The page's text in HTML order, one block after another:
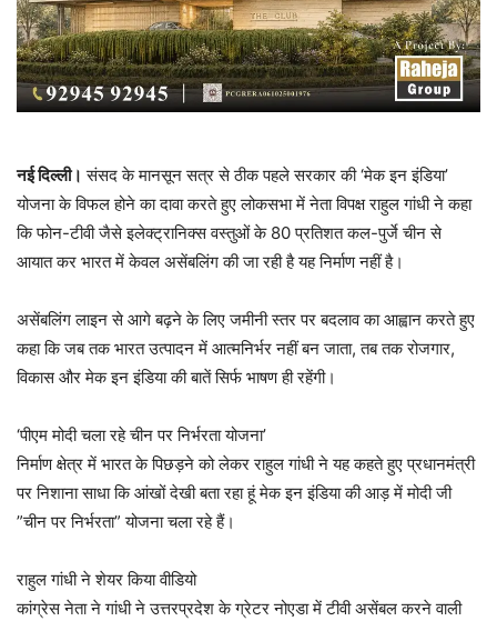
नई दिल्ली। संसद के मानसून सत्र से ठीक पहले सरकार की ‘मेक इन इंडिया’
योजना के विफल होने का दावा करते हुए लोकसभा में नेता विपक्ष राहुल गांधी ने कहा
कि फोन-टीवी जैसे इलेक्ट्रानिक्स वस्तुओं के 80 प्रतिशत कल-पुर्जे चीन से
आयात कर भारत में केवल असेंबलिंग की जा रही है यह निर्माण नहीं है।
असेंबलिंग लाइन से आगे बढ़ने के लिए जमीनी स्तर पर बदलाव का आह्वान करते हुए
कहा कि जब तक भारत उत्पादन में आत्मनिर्भर नहीं बन जाता, तब तक रोजगार,
विकास और मेक इन इंडिया की बातें सिर्फ भाषण ही रहेंगी।
‘पीएम मोदी चला रहे चीन पर निर्भरता योजना’
निर्माण क्षेत्र में भारत के पिछड़ने को लेकर राहुल गांधी ने यह कहते हुए प्रधानमंत्री
पर निशाना साधा कि आंखों देखी बता रहा हूं मेक इन इंडिया की आड़ में मोदी जी
”चीन पर निर्भरता” योजना चला रहे हैं।
राहुल गांधी ने शेयर किया वीडियो
कांग्रेस नेता ने गांधी ने उत्तरप्रदेश के ग्रेटर नोएडा में टीवी असेंबल करने वाली